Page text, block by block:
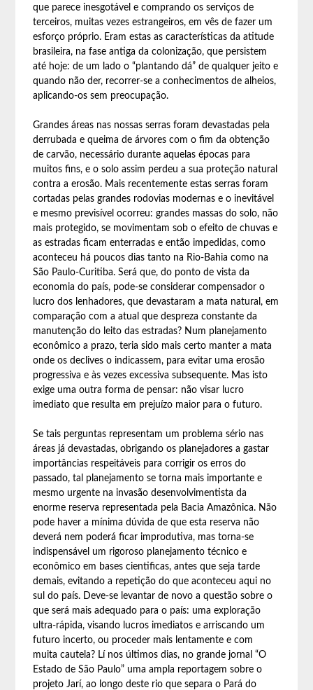
que parece inesgotável e comprando os serviços de
terceiros, muitas vezes estrangeiros, em vês de fazer um
esforço próprio. Eram estas as características da atitude
brasileira, na fase antiga da colonização, que persistem
até hoje: de um lado o “plantando dá” de qualquer jeito e
quando não der, recorrer-se a conhecimentos de alheios,
aplicando-os sem preocupação.
Grandes áreas nas nossas serras foram devastadas pela
derrubada e queima de árvores com o fim da obtenção
de carvão, necessário durante aquelas épocas para
muitos fins, e o solo assim perdeu a sua proteção natural
contra a erosão. Mais recentemente estas serras foram
cortadas pelas grandes rodovias modernas e o inevitável
e mesmo previsível ocorreu: grandes massas do solo, não
mais protegido, se movimentam sob o efeito de chuvas e
as estradas ficam enterradas e então impedidas, como
aconteceu há poucos dias tanto na Rio-Bahia como na
São Paulo-Curitiba. Será que, do ponto de vista da
economia do país, pode-se considerar compensador o
lucro dos lenhadores, que devastaram a mata natural, em
comparação com a atual que despreza constante da
manutenção do leito das estradas? Num planejamento
econômico a prazo, teria sido mais certo manter a mata
onde os declives o indicassem, para evitar uma erosão
progressiva e às vezes excessiva subsequente. Mas isto
exige uma outra forma de pensar: não visar lucro
imediato que resulta em prejuízo maior para o futuro.
Se tais perguntas representam um problema sério nas
áreas já devastadas, obrigando os planejadores a gastar
importâncias respeitáveis para corrigir os erros do
passado, tal planejamento se torna mais importante e
mesmo urgente na invasão desenvolvimentista da
enorme reserva representada pela Bacia Amazônica. Não
pode haver a mínima dúvida de que esta reserva não
deverá nem poderá ficar improdutiva, mas torna-se
indispensável um rigoroso planejamento técnico e
econômico em bases cientificas, antes que seja tarde
demais, evitando a repetição do que aconteceu aqui no
sul do país. Deve-se levantar de novo a questão sobre o
que será mais adequado para o país: uma exploração
ultra-rápida, visando lucros imediatos e arriscando um
futuro incerto, ou proceder mais lentamente e com
muita cautela? Lí nos últimos dias, no grande jornal “O
Estado de São Paulo” uma ampla reportagem sobre o
projeto Jarí, ao longo deste rio que separa o Pará do